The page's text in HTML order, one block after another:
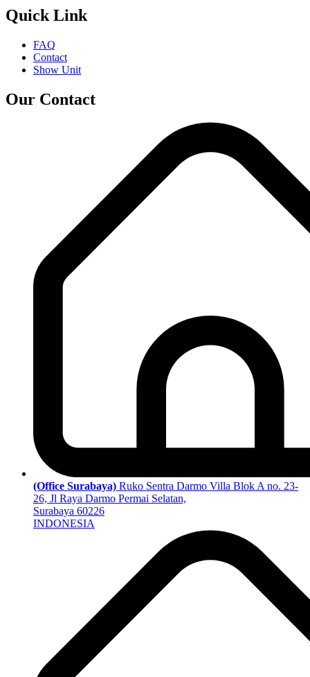
Quick Link
FAQ
Contact
Show Unit
Our Contact
(Office Surabaya) Ruko Sentra Darmo Villa Blok A no. 23-
26, Jl Raya Darmo Permai Selatan,
Surabaya 60226
INDONESIA